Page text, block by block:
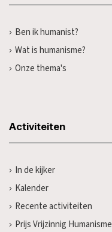
Ben ik humanist?
Wat is humanisme?
Onze thema's
Activiteiten
In de kijker
Kalender
Recente activiteiten
Prijs Vrijzinnig Humanisme